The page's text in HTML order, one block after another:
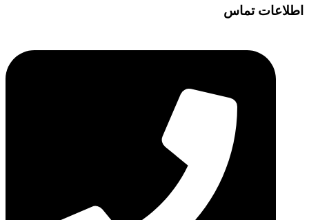
اطلاعات تماس